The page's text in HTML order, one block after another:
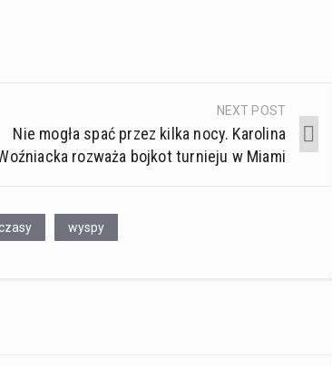
NEXT POST
Nie mogła spać przez kilka nocy. Karolina
rozważa bojkot turnieju w Miami
wyspy